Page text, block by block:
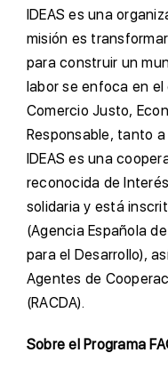
IDEAS es una
misión es
para construir un
labor se enfoca en
Comercio Justo,
Responsable, tanto
IDEAS es una
reconocida de
solidaria y está
(Agencia Española
para el Desarrollo),
Agentes de
(RACDA).
Sobre el Programa